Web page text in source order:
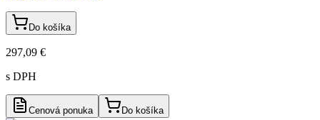
Do košíka
297,09 €
s DPH
Cenová ponuka Do košíka